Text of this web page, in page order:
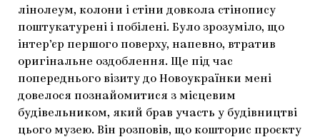
лінолеум, колони і стіни довкола стінопису
поштукатурені і побілені. Було зрозуміло, що
інтер’єр першого поверху, напевно, втратив
оригінальне оздоблення. Ще під час
попереднього візиту до Новоукраїнки мені
довелося познайомитися з місцевим
будівельником, який брав участь у будівництві
цього музею. Він розповів, що кошторис проєкту